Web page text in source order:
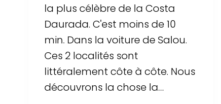
la plus célèbre de la Costa
Daurada. C'est moins de 10
min. Dans la voiture de Salou.
Ces 2 localités sont
littéralement côte à côte. Nous
découvrons la chose la…